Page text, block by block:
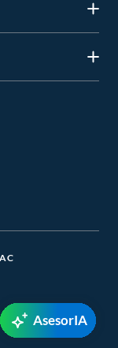
AsesorIA